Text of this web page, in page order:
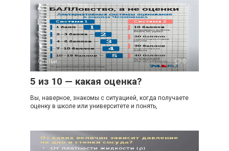
Статьи 0
5 из 10 — какая оценка?
Вы, наверное, знакомы с ситуацией, когда получаете
оценку в школе или университете и понять,